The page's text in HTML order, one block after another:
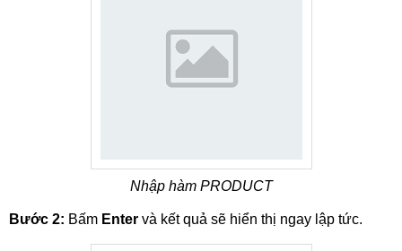
Nhập hàm PRODUCT
Bước 2: Bấm Enter và kết quả sẽ hiển thị ngay lập tức.